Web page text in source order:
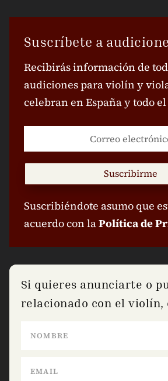
Suscríbete a
Recibirás información de
audiciones para violín y
celebran en España y todo
Suscribirme
Suscribiéndote asumo que
acuerdo con laPolítica de
Si quieres anunciarte o
relacionado con el violín,